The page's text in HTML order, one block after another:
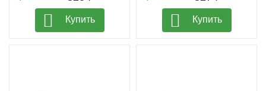
Купить Купить